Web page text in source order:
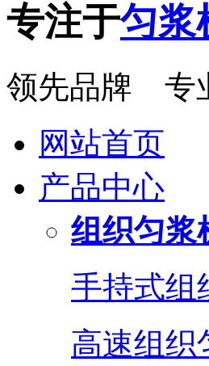
专注于匀浆
领先品牌 专
网站首页
产品中心
组织匀浆
手持式组
高速组织